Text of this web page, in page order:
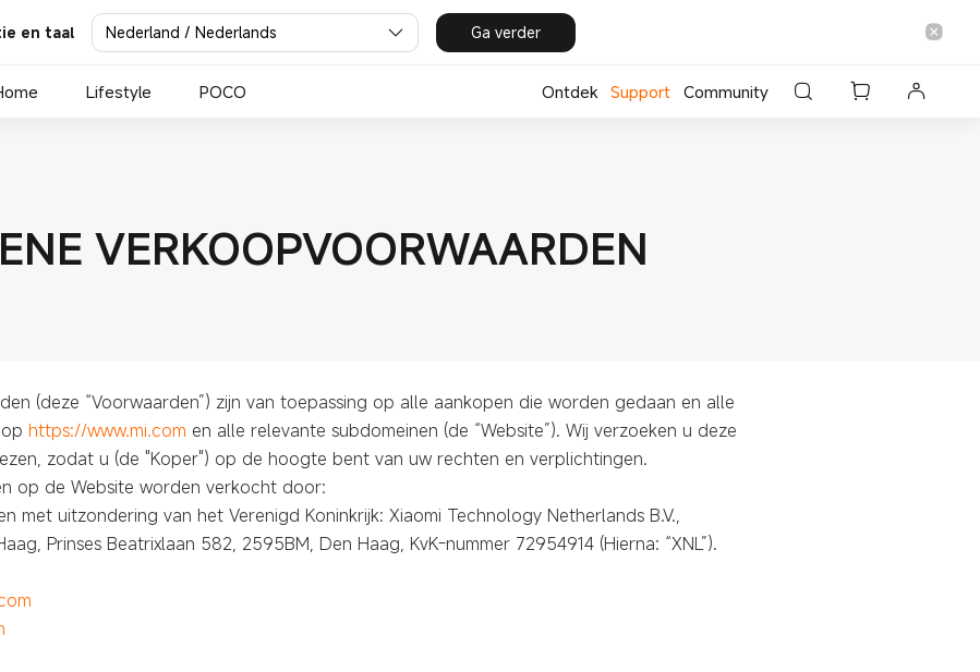
en taal Nederland / Nederlands Ga verder
Lifestyle POCO Ontdek Support Community
VERKOOPVOORWAARDEN
(deze “Voorwaarden”) zijn van toepassing op alle aankopen die worden gedaan en alle
https://www.mi.com en alle relevante subdomeinen (de “Website”). Wij verzoeken u deze
zodat u (de "Koper") op de hoogte bent van uw rechten en verplichtingen.
op de Website worden verkocht door:
met uitzondering van het Verenigd Koninkrijk: Xiaomi Technology Netherlands B.V.,
Prinses Beatrixlaan 582, 2595BM, Den Haag, KvK-nummer 72954914 (Hierna: “XNL”).